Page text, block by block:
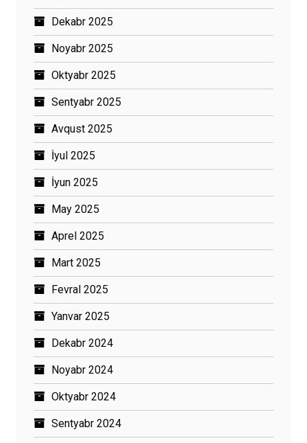
Dekabr 2025
Noyabr 2025
Oktyabr 2025
Sentyabr 2025
Avqust 2025
İyul 2025
İyun 2025
May 2025
Aprel 2025
Mart 2025
Fevral 2025
Yanvar 2025
Dekabr 2024
Noyabr 2024
Oktyabr 2024
Sentyabr 2024